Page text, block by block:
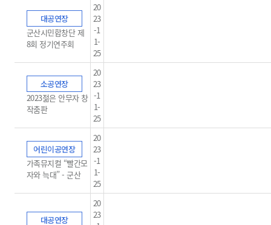
대공연장
군산시민합창단 제
8회 정기연주회
20
23
-1
1-
25
소공연장
2023젊은 안무자 창
작춤판
20
23
-1
1-
25
어린이공연장
가족뮤지컬 “빨간모
자와 늑대” - 군산
20
23
-1
1-
25
대공연장
20
23